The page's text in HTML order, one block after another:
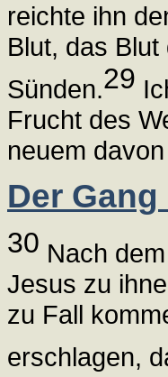
reichte ihn
Blut, das
Sünden.29
Frucht des
neuem
Der
30 Nach
Jesus zu
zu Fall
erschlagen,